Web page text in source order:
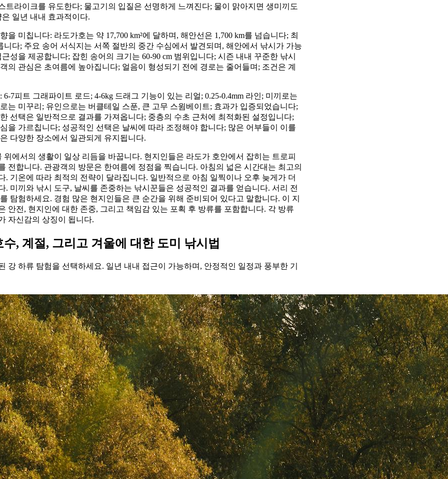
트라이크를 유도한다; 물고기의 입질은 선명하게 느껴진다; 물이 맑아지면 생미끼도
일년 내내 효과적이다.
을 미칩니다: 라도가호는 약 17,700 km²에 달하며, 해안선은 1,700 km를 넘습니다; 최
니다; 주요 송어 서식지는 서쪽 절반의 중간 수심에서 발견되며, 해안에서 낚시가 가능
성을 제공합니다; 잡힌 송어의 크기는 60-90 cm 범위입니다; 시즌 내내 꾸준한 낚시
의 관심은 초여름에 높아집니다; 얼음이 형성되기 전에 경로는 줄어들며; 조건은 계
7피트 그래파이트 로드; 4-6kg 드래그 기능이 있는 리얼; 0.25-0.4mm 라인; 미끼로는
는 미꾸리; 유인으로는 버클테일 스푼, 큰 고무 스윔베이트; 효과가 입증되었습니다;
선택은 일반적으로 결과를 가져옵니다; 중층의 수초 근처에 최적화된 설정입니다;
을 가르칩니다; 성공적인 선택은 날씨에 따라 조정해야 합니다; 많은 어부들이 이를
다양한 장소에서 일관되게 유지됩니다.
위에서의 생활이 일상 리듬을 바꿉니다. 현지인들은 라도가 호안에서 잡히는 트로피
전합니다. 관광객의 방문은 한여름에 정점을 찍습니다. 아침의 넓은 시간대는 최고의
. 기온에 따라 최적의 전략이 달라집니다. 일반적으로 아침 일찍이나 오후 늦게가 더
. 미끼와 낚시 도구, 날씨를 존중하는 낚시꾼들은 성공적인 결과를 얻습니다. 서리 전
탐험하세요. 경험 많은 현지인들은 큰 순간을 위해 준비되어 있다고 말합니다. 이 지
안전, 현지인에 대한 존중, 그리고 책임감 있는 포획 후 방류를 포함합니다. 각 방류
자신감의 상징이 됩니다.
, 계절, 그리고 겨울에 대한 도미 낚시법
강 하류 탐험을 선택하세요. 일년 내내 접근이 가능하며, 안정적인 일정과 풍부한 기